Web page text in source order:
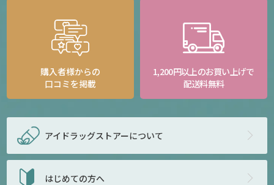
購入者様からの
口コミを掲載
1,200円以上のお買い上げで
配送料無料
アイドラッグストアーについて
はじめての方へ